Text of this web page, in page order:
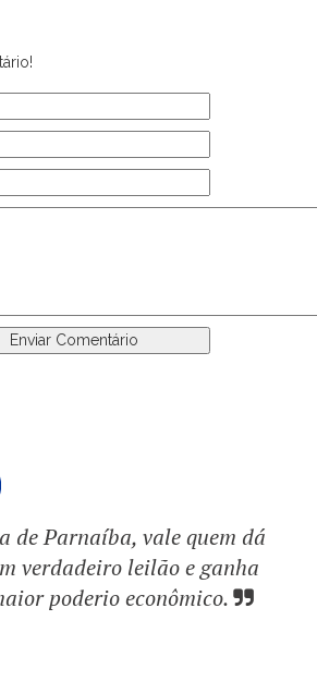
de Parnaíba, vale quem dá
verdadeiro leilão e ganha
poderio econômico.